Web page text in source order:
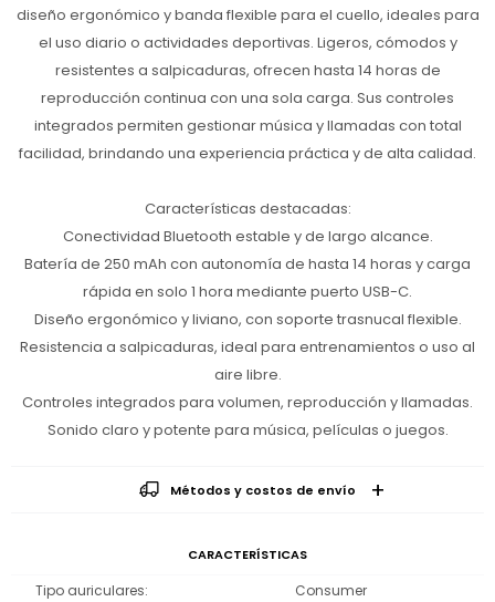
diseño ergonómico y banda flexible para el cuello, ideales para
el uso diario o actividades deportivas. Ligeros, cómodos y
resistentes a salpicaduras, ofrecen hasta 14 horas de
reproducción continua con una sola carga. Sus controles
integrados permiten gestionar música y llamadas con total
facilidad, brindando una experiencia práctica y de alta calidad.
Características destacadas:
Conectividad Bluetooth estable y de largo alcance.
Batería de 250 mAh con autonomía de hasta 14 horas y carga
rápida en solo 1 hora mediante puerto USB-C.
Diseño ergonómico y liviano, con soporte trasnucal flexible.
Resistencia a salpicaduras, ideal para entrenamientos o uso al
aire libre.
Controles integrados para volumen, reproducción y llamadas.
Sonido claro y potente para música, películas o juegos.
Métodos y costos de envío
CARACTERÍSTICAS
Tipo auriculares Consumer